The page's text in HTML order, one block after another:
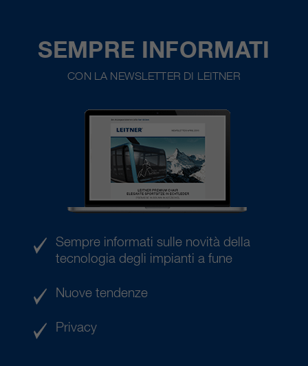
SEMPRE INFORMATI
CON LA NEWSLETTER DI LEITNER
Sempre informati sulle novità della
tecnologia degli impianti a fune
Nuove tendenze
Privacy